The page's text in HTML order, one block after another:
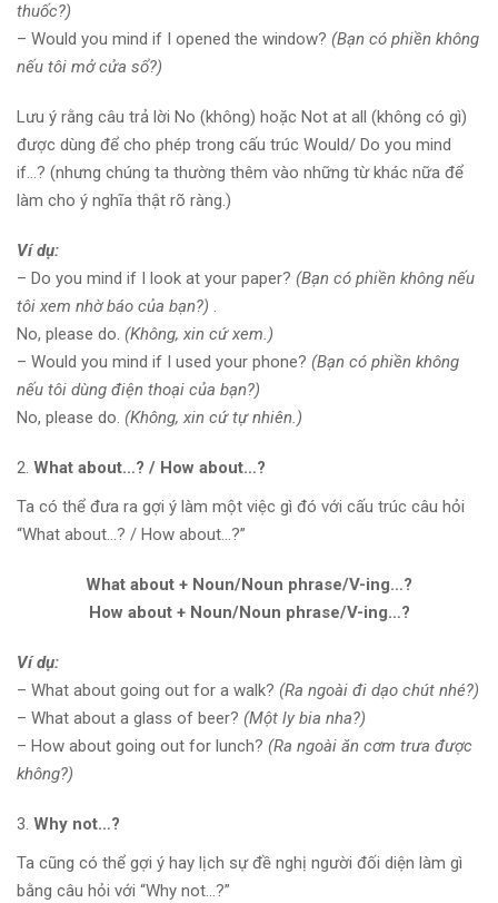
thuốc?)
– Would you mind if I opened the window? (Bạn có phiền không
nếu tôi mở cửa sổ?)
Lưu ý rằng câu trả lời No (không) hoặc Not at all (không có gì)
được dùng để cho phép trong cấu trúc Would/ Do you mind
if…? (nhưng chúng ta thường thêm vào những từ khác nữa để
làm cho ý nghĩa thật rõ ràng.)
Ví dụ:
– Do you mind if I look at your paper? (Bạn có phiền không nếu
tôi xem nhờ báo của bạn?) .
No, please do. (Không, xin cứ xem.)
– Would you mind if I used your phone? (Bạn có phiền không
nếu tôi dùng điện thoại của bạn?)
No, please do. (Không, xin cứ tự nhiên.)
What about…? / How about…?
Ta có thể đưa ra gợi ý làm một việc gì đó với cấu trúc câu hỏi
“What about…? / How about…?”
What about + Noun/Noun phrase/V-ing…?
How about + Noun/Noun phrase/V-ing…?
Ví dụ:
– What about going out for a walk? (Ra ngoài đi dạo chút nhé?)
– What about a glass of beer? (Một ly bia nha?)
– How about going out for lunch? (Ra ngoài ăn cơm trưa được
không?)
Why not…?
Ta cũng có thể gợi ý hay lịch sự đề nghị người đối diện làm gì
bằng câu hỏi với “Why not…?”